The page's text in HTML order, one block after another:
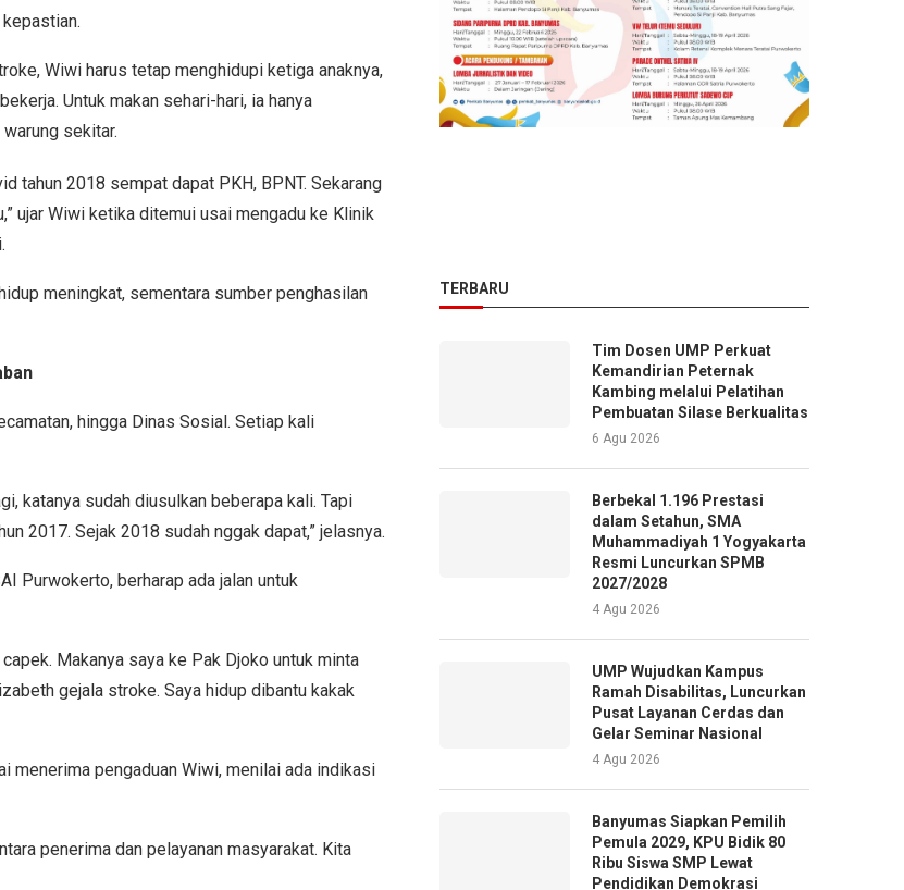
Wiwi harus tetap menghidupi ketiga anaknya,
Untuk makan sehari-hari, ia hanya
sekitar.
tahun 2018 sempat dapat PKH, BPNT. Sekarang
ujar Wiwi ketika ditemui usai mengadu ke Klinik
meningkat, sementara sumber penghasilan
hingga Dinas Sosial. Setiap kali
katanya sudah diusulkan beberapa kali. Tapi
2017. Sejak 2018 sudah nggak dapat,” jelasnya.
Purwokerto, berharap ada jalan untuk
Makanya saya ke Pak Djoko untuk minta
gejala stroke. Saya hidup dibantu kakak
menerima pengaduan Wiwi, menilai ada indikasi
penerima dan pelayanan masyarakat. Kita
TERBARU
Tim Dosen UMP Perkuat
Kemandirian Peternak
Kambing melalui Pelatihan
Pembuatan Silase Berkualitas
6 Agu 2026
Berbekal 1.196 Prestasi
dalam Setahun, SMA
Muhammadiyah 1 Yogyakarta
Resmi Luncurkan SPMB
2027/2028
4 Agu 2026
UMP Wujudkan Kampus
Ramah Disabilitas, Luncurkan
Pusat Layanan Cerdas dan
Gelar Seminar Nasional
4 Agu 2026
Banyumas Siapkan Pemilih
Pemula 2029, KPU Bidik 80
Ribu Siswa SMP Lewat
Pendidikan Demokrasi